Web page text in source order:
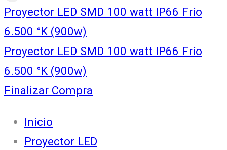
Proyector LED SMD 100 watt IP66 Frío
6.500 °K (900w)
Proyector LED SMD 100 watt IP66 Frío
6.500 °K (900w)
Finalizar Compra
Inicio
Proyector LED